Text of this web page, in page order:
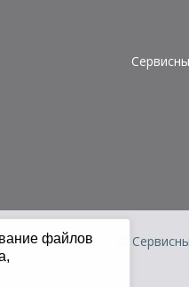
©
файлов